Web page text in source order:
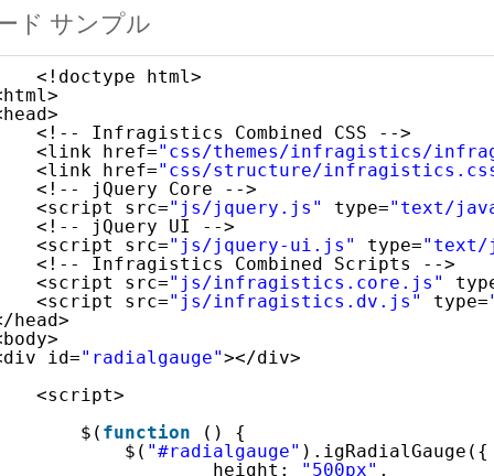
ド サンプル
<!doctype html>
<!-- Infragistics Combined CSS -->
<link href="css/themes/infragistics/
<link href="css/structure/
<!-- jQuery Core -->
<script src="js/jquery.js" type="text/
<!-- jQuery UI -->
<script src="js/jquery-ui.js" type="text/
<!-- Infragistics Combined Scripts -->
<script src="js/infragistics.core.js"
<script src="js/infragistics.dv.js" type=
head>
id="radialgauge"></div>
<script>
$( function
() {
$( "#radialgauge" ).igRadialGauge({
height:
"500px" ,